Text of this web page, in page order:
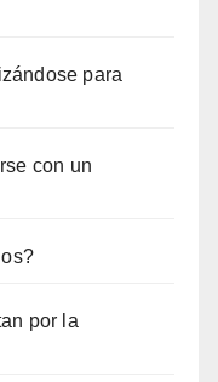
para
con un
por la